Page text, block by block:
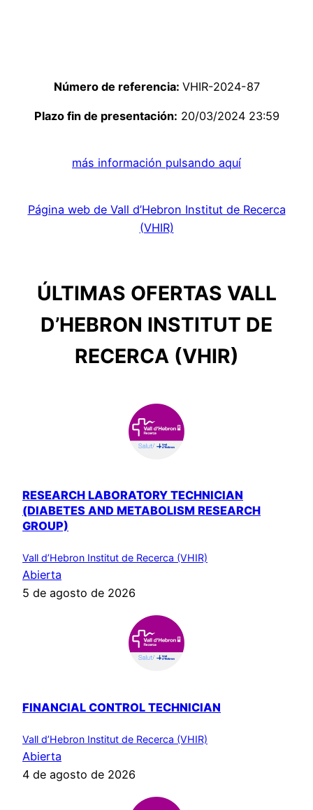
Número de referencia: VHIR-2024-87
Plazo fin de presentación: 20/03/2024 23:59
más información pulsando aquí
Página web de Vall d’Hebron Institut de Recerca
(VHIR)
ÚLTIMAS OFERTAS VALL
D’HEBRON INSTITUT DE
RECERCA (VHIR)
RESEARCH LABORATORY TECHNICIAN
(DIABETES AND METABOLISM RESEARCH
GROUP)
Vall d’Hebron Institut de Recerca (VHIR)
Abierta
5 de agosto de 2026
FINANCIAL CONTROL TECHNICIAN
Vall d’Hebron Institut de Recerca (VHIR)
Abierta
4 de agosto de 2026